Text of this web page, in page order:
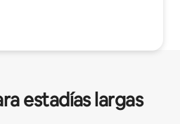
estadías largas